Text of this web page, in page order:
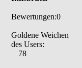
Bewertungen:0
Goldene Weichen
des Users:
78